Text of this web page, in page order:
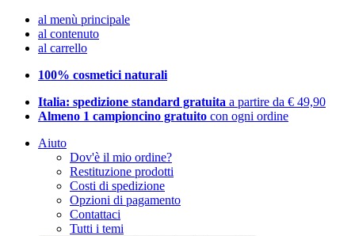
al menù principale
al contenuto
al carrello
100% cosmetici naturali
Italia: spedizione standard gratuita a partire da € 49,90
Almeno 1 campioncino gratuito con ogni ordine
Aiuto
Dov'è il mio ordine?
Restituzione prodotti
Costi di spedizione
Opzioni di pagamento
Contattaci
Tutti i temi